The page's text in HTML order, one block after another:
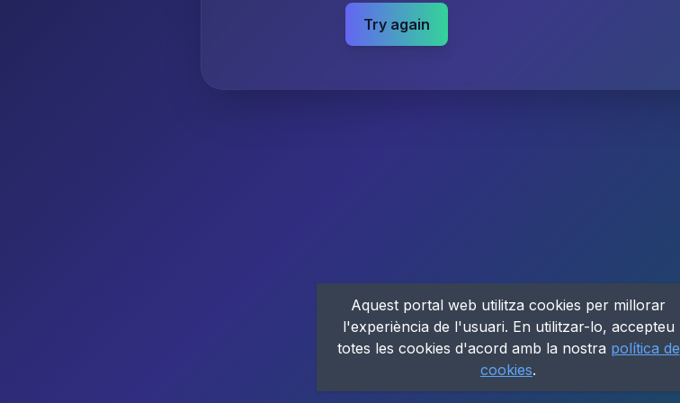
Try again
Aquest portal web utilitza cookies per millorar
l'experiència de l'usuari. En utilitzar-lo, accepteu
totes les cookies d'acord amb la nostra política de
cookies.